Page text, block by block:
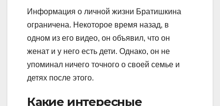
Информация о личной жизни Братишкина
ограничена. Некоторое время назад, в
одном из его видео, он объявил, что он
женат и у него есть дети. Однако, он не
упоминал ничего точного о своей семье и
детях после этого.
Какие интересные